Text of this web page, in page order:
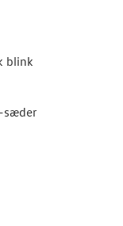
blink
sæder